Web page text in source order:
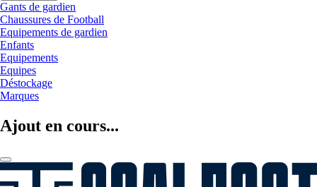
Gants de gardien
Chaussures de Football
Equipements de gardien
Enfants
Equipements
Equipes
Déstockage
Marques
Ajout en cours...